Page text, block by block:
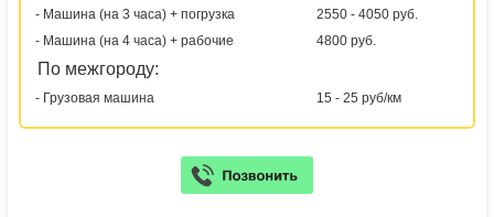
- Машина (на 3 часа) + погрузка
2550 - 4050 руб.
- Машина (на 4 часа) + рабочие
4800 руб.
По межгороду:
- Грузовая машина 15 - 25 руб/км